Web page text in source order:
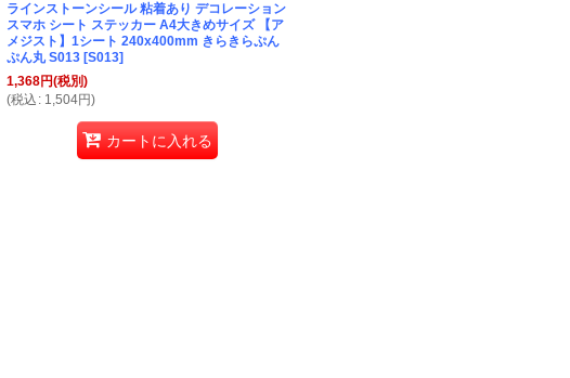
ラインストーンシール 粘着あり デコレーション
スマホ シート ステッカー A4大きめサイズ 【ア
メジスト】1シート 240x400mm きらきらぷん
ぷん丸 S013 [S013]
1,368円(税別)
(税込 : 1,504円)
カートに入れる